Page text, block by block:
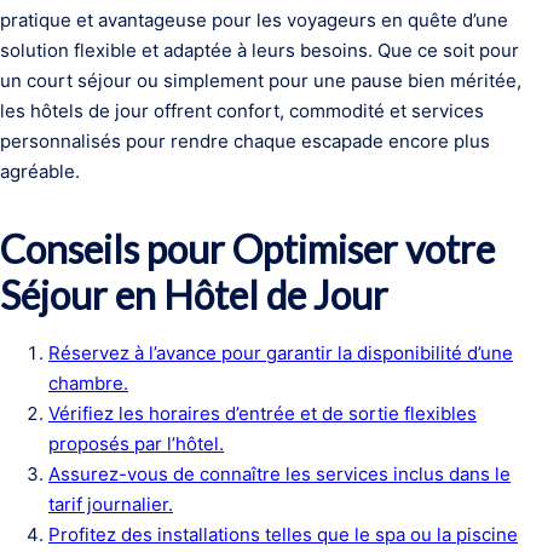
pratique et avantageuse pour les voyageurs en quête d’une
solution flexible et adaptée à leurs besoins. Que ce soit pour
un court séjour ou simplement pour une pause bien méritée,
les hôtels de jour offrent confort, commodité et services
personnalisés pour rendre chaque escapade encore plus
agréable.
Conseils pour Optimiser votre
Séjour en Hôtel de Jour
Réservez à l’avance pour garantir la disponibilité d’une
chambre.
Vérifiez les horaires d’entrée et de sortie flexibles
proposés par l’hôtel.
Assurez-vous de connaître les services inclus dans le
tarif journalier.
Profitez des installations telles que le spa ou la piscine